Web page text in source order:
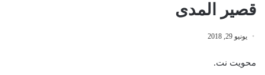
قصير المدى
يونيو 29, 2018
محويت نت.